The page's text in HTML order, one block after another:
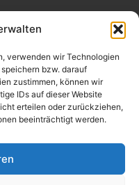
verwenden wir Technologien
bzw. darauf
zustimmen, können wir
IDs auf dieser Website
erteilen oder zurückziehen,
beeinträchtigt werden.